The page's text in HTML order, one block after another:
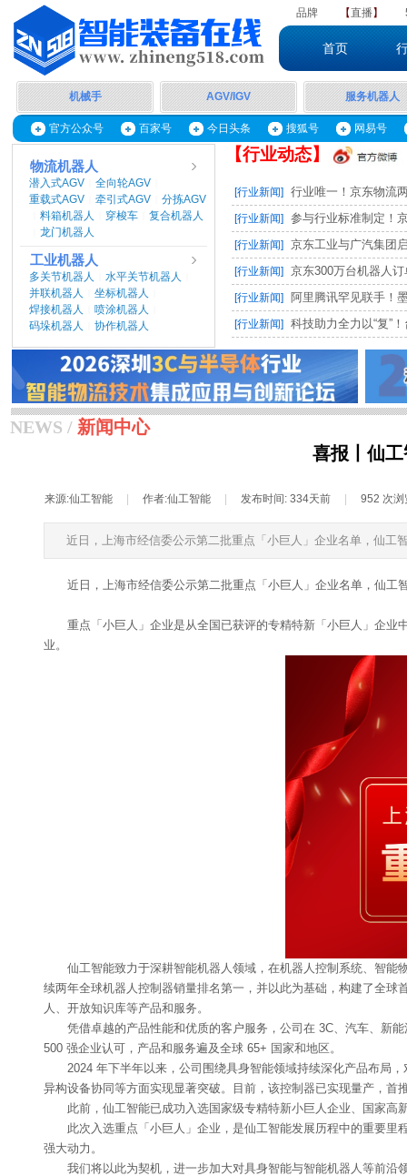
品牌 【直播】
首页
机械手 服务机器人
AGV/IGV
官方公众号 百家号 今日头条 搜狐号 网易号
【行业动态】
物流机器人
潜入式AGV 全向轮AGV
重载式AGV 牵引式AGV 分拣AGV
料箱机器人 穿梭车 复合机器人
龙门机器人
工业机器人
多关节机器人 水平关节机器人
并联机器人 坐标机器人
焊接机器人 喷涂机器人
码垛机器人 协作机器人
[行业新闻] 行业唯一！京东物流
[行业新闻] 参与行业标准制定！
[行业新闻] 京东工业与广汽集团
[行业新闻] 京东300万台机器人
[行业新闻] 阿里腾讯罕见联手！
[行业新闻] 科技助力全力以“复”
NEWS / 新闻中心
喜报丨仙
来源:仙工智能 作者:仙工智能 发布时间: 334天前 952 次浏
近日，上海市经信委公示第二批重点「小巨人」企业名单，仙
近日，上海市经信委公示第二批重点「小巨人」企业名单，仙
重点「小巨人」企业是从全国已获评的专精特新「小巨人」企
业。
仙工智能致力于深耕智能机器人领域，在机器人控制系统、智
续两年全球机器人控制器销量排名第一，并以此为基础，构建了全
人、开放知识库等产品和服务。
凭借卓越的产品性能和优质的客户服务，公司在 3C、汽车、新
500 强企业认可，产品和服务遍及全球 65+ 国家和地区。
2024 年下半年以来，公司围绕具身智能领域持续深化产品布局
异构设备协同等方面实现显著突破。目前，该控制器已实现量产，
此前，仙工智能已成功入选国家级专精特新小巨人企业、国家
此次入选重点「小巨人」企业，是仙工智能发展历程中的重要
强大动力。
我们将以此为契机，进一步加大对具身智能与智能机器人等前